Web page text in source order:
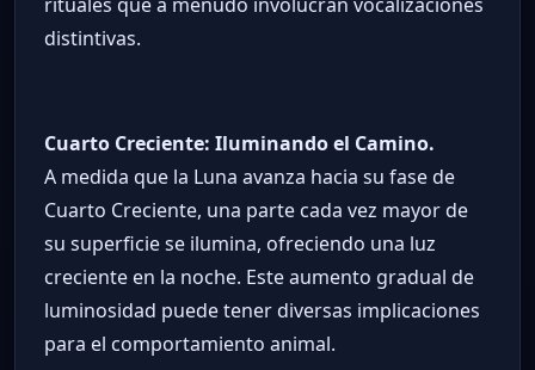
distintivas.
Cuarto Creciente: Iluminando el Camino.
A medida que la Luna avanza hacia su fase de
Cuarto Creciente, una parte cada vez mayor de
su superficie se ilumina, ofreciendo una luz
creciente en la noche. Este aumento gradual de
luminosidad puede tener diversas implicaciones
para el comportamiento animal.